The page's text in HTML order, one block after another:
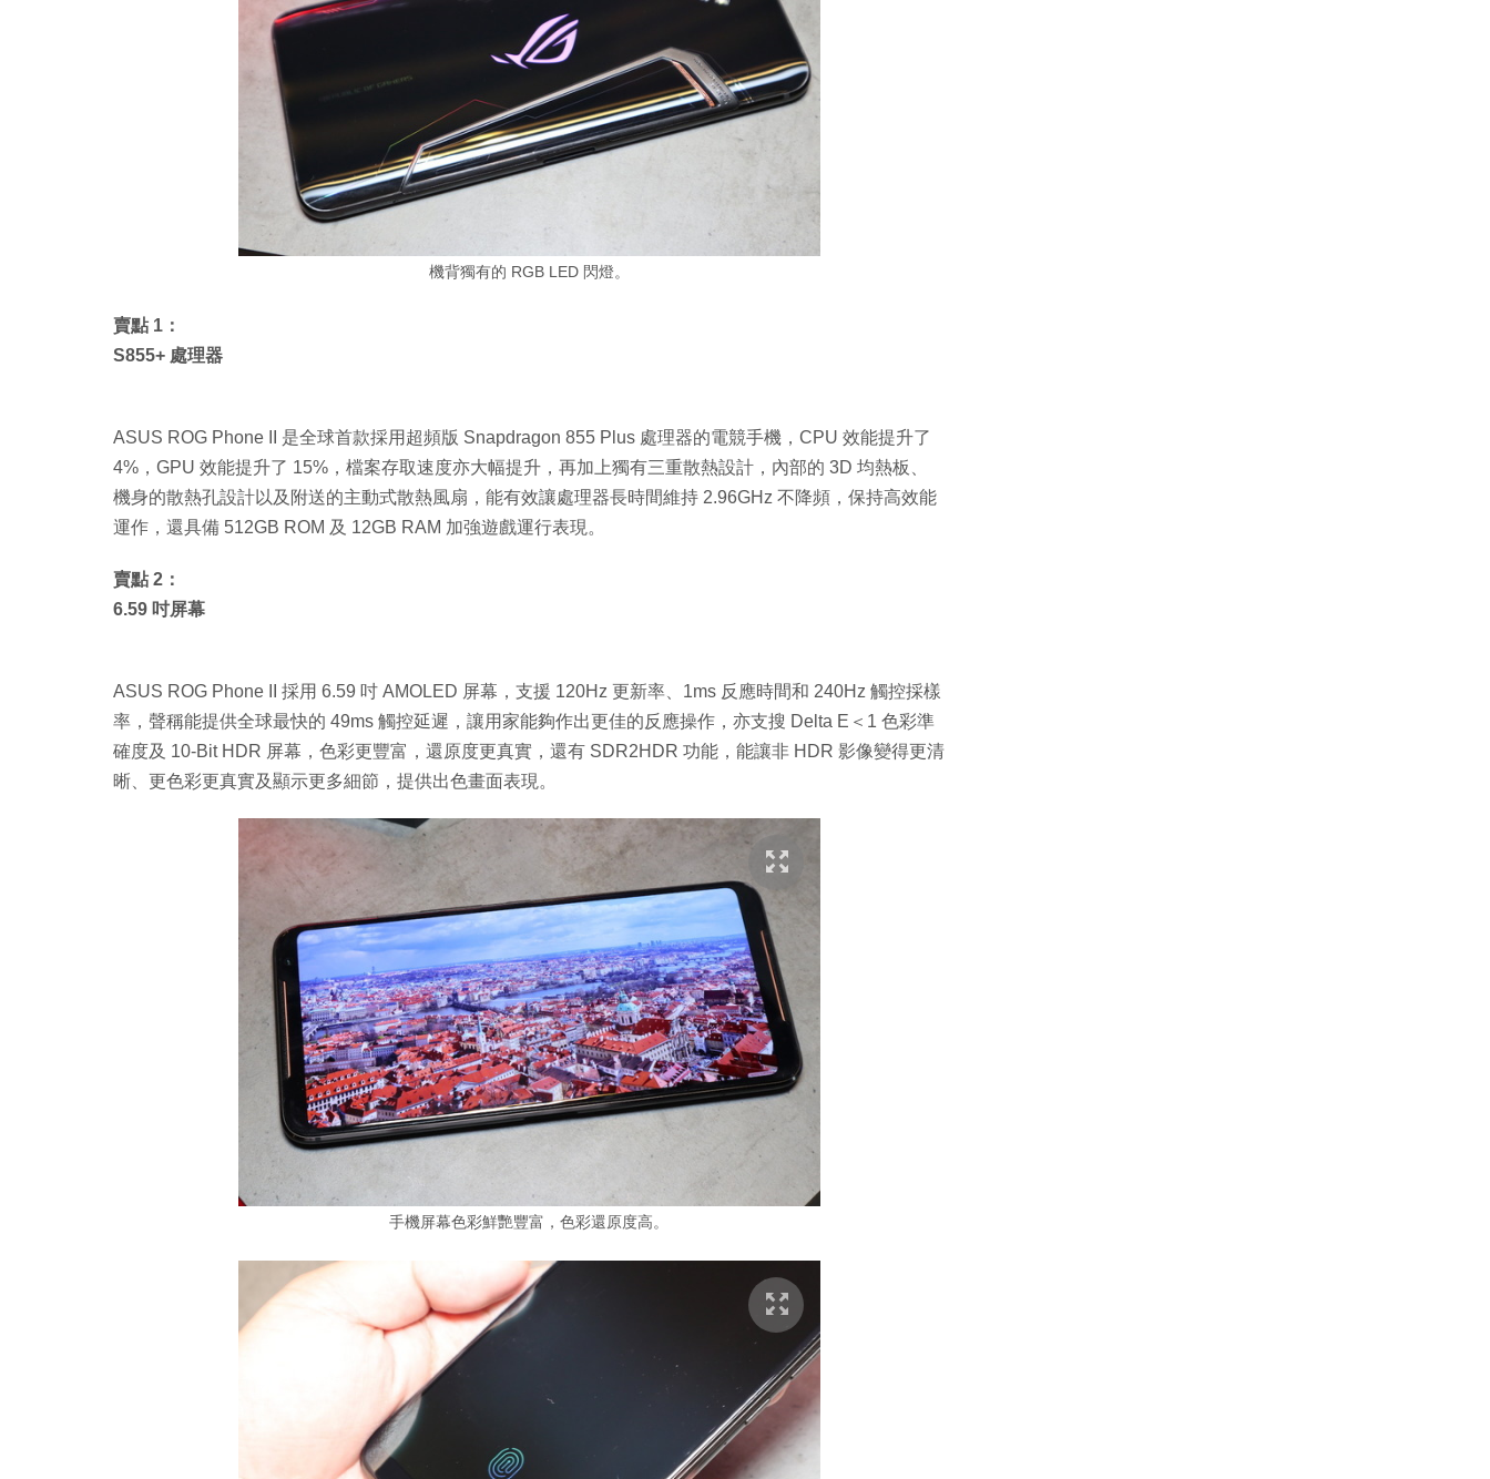
機背獨有的 RGB LED 閃燈。
賣點 1：
S855+ 處理器
ASUS ROG Phone II 是全球首款採用超頻版 Snapdragon 855 Plus 處理器的電競手機，CPU 效能提升了
4%，GPU 效能提升了 15%，檔案存取速度亦大幅提升，再加上獨有三重散熱設計，內部的 3D 均熱板、
機身的散熱孔設計以及附送的主動式散熱風扇，能有效讓處理器長時間維持 2.96GHz 不降頻，保持高效能
運作，還具備 512GB ROM 及 12GB RAM 加強遊戲運行表現。
賣點 2：
6.59 吋屏幕
ASUS ROG Phone II 採用 6.59 吋 AMOLED 屏幕，支援 120Hz 更新率、1ms 反應時間和 240Hz 觸控採樣
率，聲稱能提供全球最快的 49ms 觸控延遲，讓用家能夠作出更佳的反應操作，亦支搜 Delta E＜1 色彩準
確度及 10-Bit HDR 屏幕，色彩更豐富，還原度更真實，還有 SDR2HDR 功能，能讓非 HDR 影像變得更清
晰、更色彩更真實及顯示更多細節，提供出色畫面表現。
手機屏幕色彩鮮艷豐富，色彩還原度高。